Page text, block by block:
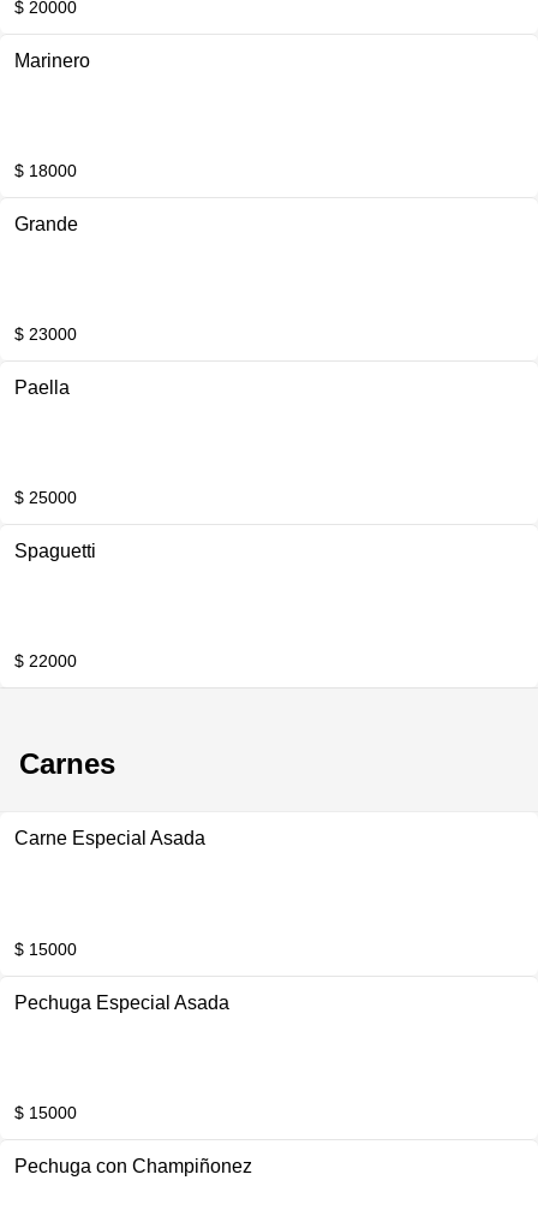
$ 20000
Marinero
$ 18000
Grande
$ 23000
Paella
$ 25000
Spaguetti
$ 22000
Carnes
Carne Especial Asada
$ 15000
Pechuga Especial Asada
$ 15000
Pechuga con Champiñonez